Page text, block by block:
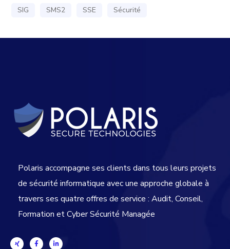
SIG
SMS2 SSE Sécurité
Polaris accompagne ses clients dans tous leurs projets
de sécurité informatique avec une approche globale à
travers ses quatre offres de service : Audit, Conseil,
Formation et Cyber Sécurité Managée